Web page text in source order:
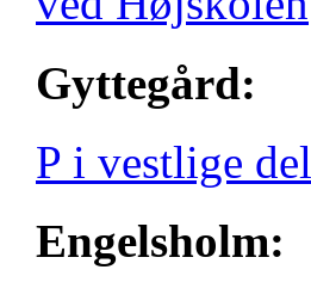
Gyttegård:
P i vestlige del
Engelsholm: